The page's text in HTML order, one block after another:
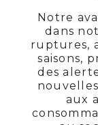
Notre
dans
ruptures,
saisons,
des
aux